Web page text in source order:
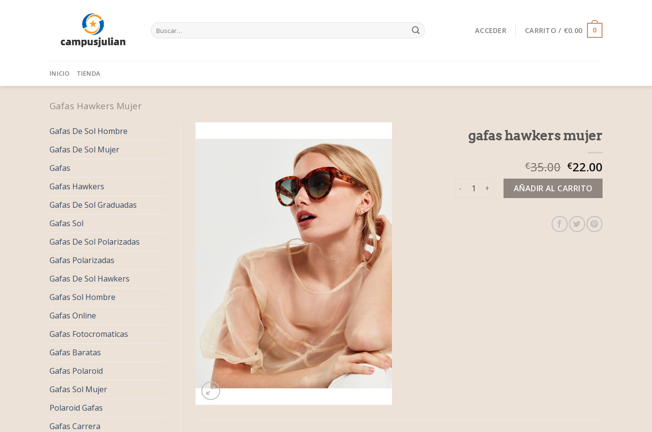
Buscar
por:
ACCEDER CARRITO / €0.00 0
INICIO TIENDA
Gafas Hawkers Mujer
Gafas De Sol Hombre
Gafas De Sol Mujer
Gafas
Gafas Hawkers
Gafas De Sol Graduadas
Gafas Sol
Gafas De Sol Polarizadas
Gafas Polarizadas
Gafas De Sol Hawkers
Gafas Sol Hombre
Gafas Online
Gafas Fotocromaticas
Gafas Baratas
Gafas Polaroid
Gafas Sol Mujer
Polaroid Gafas
Gafas Carrera
gafas hawkers mujer
€35.00 €22.00
gafas hawkers mujer cantidad
AÑADIR AL CARRITO